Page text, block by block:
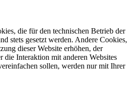
die für den technischen Betrieb der
stets gesetzt werden. Andere Cookies,
dieser Website erhöhen, der
die Interaktion mit anderen Websites
sollen, werden nur mit Ihrer